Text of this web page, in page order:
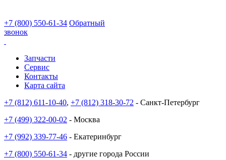
+7 (800) 550-61-34 Обратный
звонок
Запчасти
Сервис
Контакты
Карта сайта
+7 (812) 611-10-40, +7 (812) 318-30-72 - Санкт-Петербург
+7 (499) 322-00-02 - Москва
+7 (992) 339-77-46 - Екатеринбург
+7 (800) 550-61-34 - другие города России